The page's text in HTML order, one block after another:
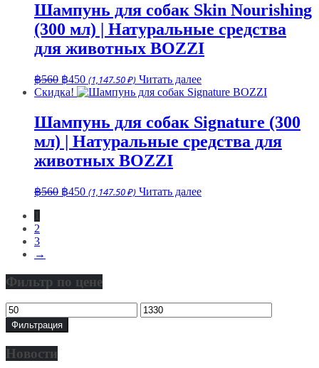
Шампунь для собак Skin Nourishing
(300 мл) | Натуральные средства
для животных BOZZI
฿560 Первоначальная
цена
฿450Текущая
цена:
(1,147.50 ₽) Читать далее
Скидка!
Шампунь для собак Signature (300
мл) | Натуральные средства для
животных BOZZI
฿560 Первоначальная
฿450Текущая
(1,147.50 ₽) Читать далее
1
2
3
→
Фильтр по цене
Минимальная
цена
Максимальная
цена
Фильтрация
Новости